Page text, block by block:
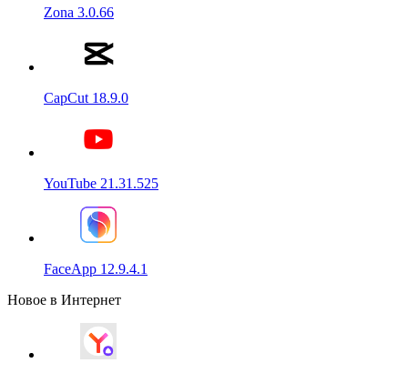
Zona 3.0.66
CapCut 18.9.0
YouTube 21.31.525
FaceApp 12.9.4.1
Новое в Интернет